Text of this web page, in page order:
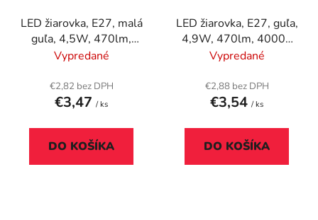
LED žiarovka, E27, malá
guľa, 4,5W, 470lm,
2700K (MF), SYLVANIA
Vypredané
€2,82 bez DPH
€3,47 / ks
DO KOŠÍKA
LED žiarovka, E27, guľa,
4,9W, 470lm, 4000K
(HF), SYLVANIA
Vypredané
€2,88 bez DPH
€3,54 / ks
DO KOŠÍKA